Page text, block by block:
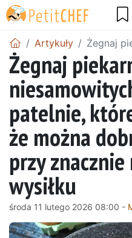
Artykuły Żegnaj
Żegnaj
patelnie,
że można
przy
wysiłku
środa 11 lutego 2026 08:00 -